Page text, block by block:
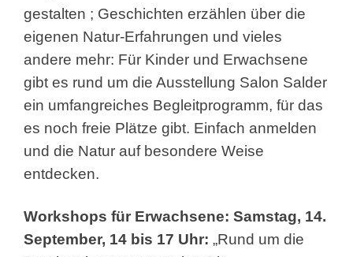
gestalten ; Geschichten erzählen über die
eigenen Natur-Erfahrungen und vieles
andere mehr: Für Kinder und Erwachsene
gibt es rund um die Ausstellung Salon Salder
ein umfangreiches Begleitprogramm, für das
es noch freie Plätze gibt. Einfach anmelden
und die Natur auf besondere Weise
entdecken.
Workshops für Erwachsene: Samstag, 14.
September, 14 bis 17 Uhr: „Rund um die